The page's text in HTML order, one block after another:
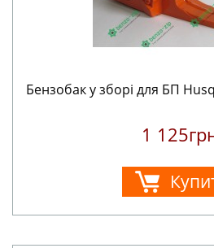
Бензобак у зборі для БП
1